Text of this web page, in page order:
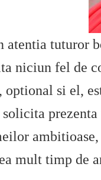
atentia tuturor
niciun fel de
optional si el,
mult timp de